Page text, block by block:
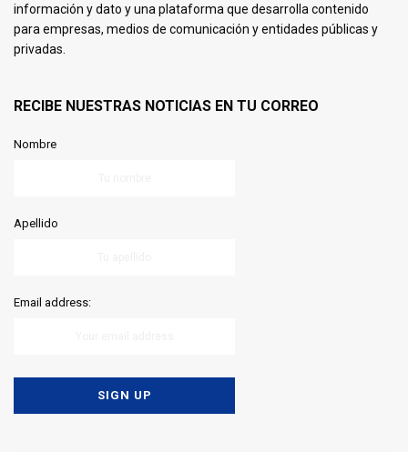
información y dato y una plataforma que desarrolla contenido
para empresas, medios de comunicación y entidades públicas y
privadas.
RECIBE NUESTRAS NOTICIAS EN TU CORREO
Nombre
Apellido
Email address: